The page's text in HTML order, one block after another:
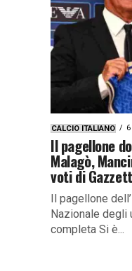
CALCIO ITALIANO
Il pagellone
Malagò,
voti di
Il pagellone
Nazionale degli
completa Si è...